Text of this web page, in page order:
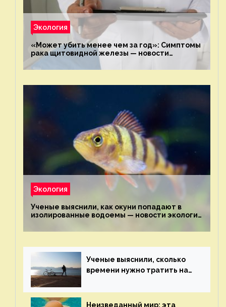
Экология
«Может убить менее чем за год»: Симптомы
рака щитовидной железы — новости
экологии на ECOportal
Экология
Ученые выяснили, как окуни попадают в
изолированные водоемы — новости экологии
Ученые выяснили, сколько
времени нужно тратить на
здоровья — новости экологии
на ECOportal
Неизведанный мир: эта